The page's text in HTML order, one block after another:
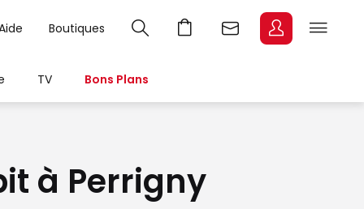
Boutiques
TV Bons Plans
à Perrigny